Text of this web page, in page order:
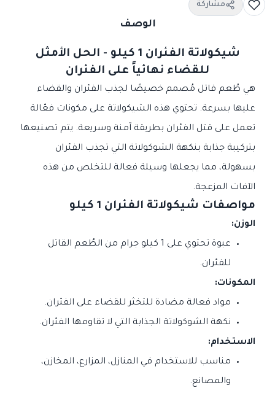
مشاركة
الوصف
شيكولاتة الفئران 1 كيلو - الحل الأمثل
للقضاء نهائياً على الفئران
هي طُعم قاتل مُصمم خصيصًا لجذب الفئران والقضاء
عليها بسرعة. تحتوي هذه الشيكولاتة على مكونات فعّالة
تعمل على قتل الفئران بطريقة آمنة وسريعة. يتم تصنيعها
بتركيبة جذابة بنكهة الشوكولاتة التي تجذب الفئران
بسهولة، مما يجعلها وسيلة فعالة للتخلص من هذه
الآفات المزعجة.
مواصفات شيكولاتة الفئران 1 كيلو
الوزن:
عبوة تحتوي على 1 كيلو جرام من الطُعم القاتل
للفئران.
المكونات:
مواد فعالة مضادة للتخثر للقضاء على الفئران.
نكهة الشوكولاتة الجذابة التي لا تقاومها الفئران.
الاستخدام:
مناسب للاستخدام في المنازل، المزارع، المخازن،
والمصانع.